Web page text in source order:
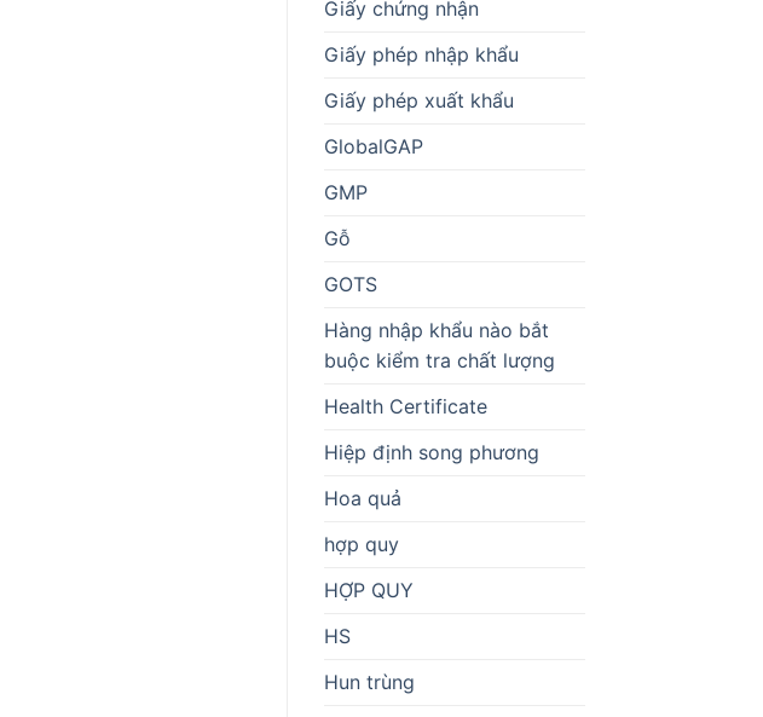
Giấy chứng nhận
Giấy phép nhập khẩu
Giấy phép xuất khẩu
GlobalGAP
GMP
Gỗ
GOTS
Hàng nhập khẩu nào bắt
buộc kiểm tra chất lượng
Health Certificate
Hiệp định song phương
Hoa quả
hợp quy
HỢP QUY
HS
Hun trùng